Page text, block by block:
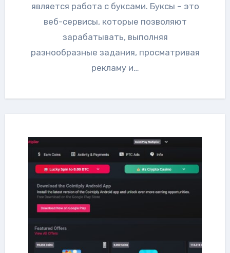
является работа с буксами. Буксы – это
веб-сервисы, которые позволяют
зарабатывать, выполняя
разнообразные задания, просматривая
рекламу и…